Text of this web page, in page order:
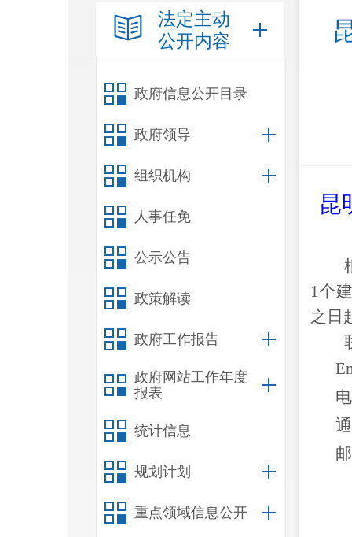
法定主动
公开内容
政府信息公开目录
政府领导
组织机构
人事任免
公示公告
政策解读
政府工作报告
政府网站工作年度
报表
统计信息
规划计划
重点领域信息公开
昆
1个
之日